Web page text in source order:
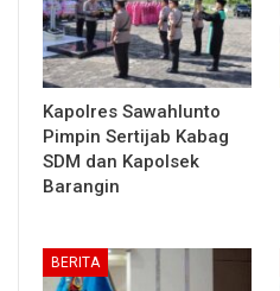
Kapolres Sawahlunto
Pimpin Sertijab Kabag
SDM dan Kapolsek
Barangin
BERITA